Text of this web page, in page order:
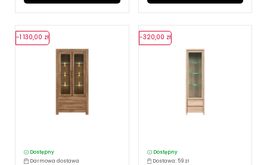
Dostępny
Darmowa dostawa
-1 130,00 zł
Dostępny
Dostawa: 59 zł
-320,00 zł